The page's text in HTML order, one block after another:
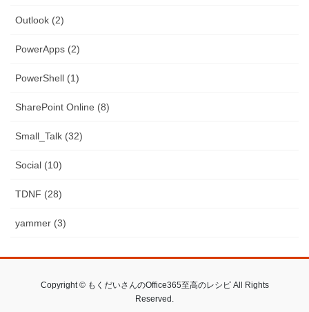
Outlook (2)
PowerApps (2)
PowerShell (1)
SharePoint Online (8)
Small_Talk (32)
Social (10)
TDNF (28)
yammer (3)
Copyright © もくだいさんのOffice365至高のレシピ All Rights
Reserved.